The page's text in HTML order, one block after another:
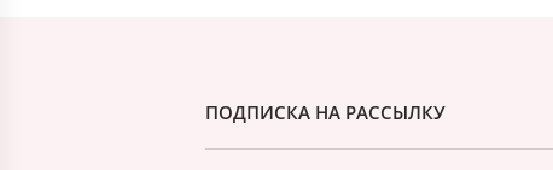
ПОДПИСКА НА РАССЫЛКУ